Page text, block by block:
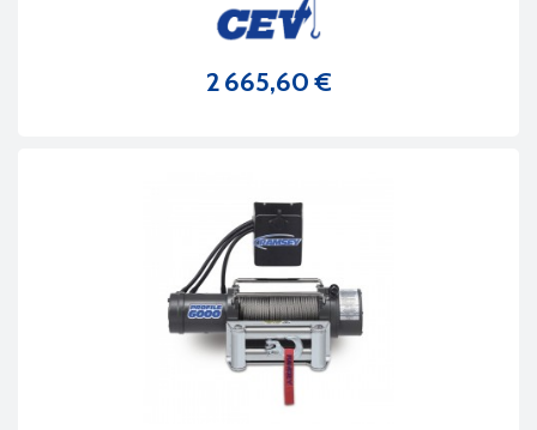
Prix
2 665,60 €